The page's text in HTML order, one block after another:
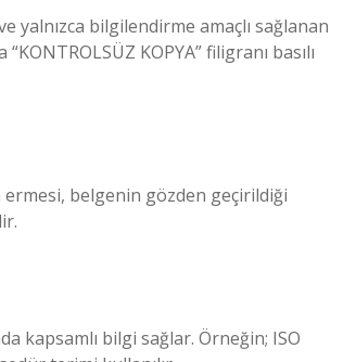
yalnızca bilgilendirme amaçlı sağlanan
KOPYA” filigranı basılı
belgenin gözden geçirildiği
kapsamlı bilgi sağlar. Örneğin; ISO